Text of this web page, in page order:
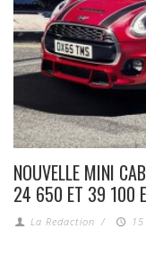
NOUVELLE MINI
24 650 ET 39 100
La Redaction /